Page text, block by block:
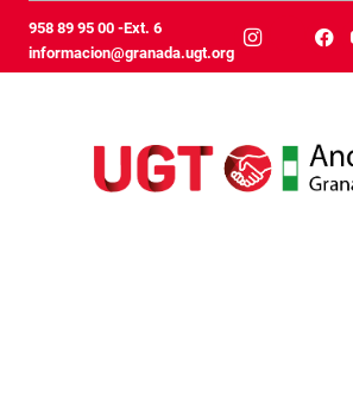
Overslaan en naar hoofdinhoud gaan
958 89 95 00 -Ext. 6
informacion@granada.ugt.org